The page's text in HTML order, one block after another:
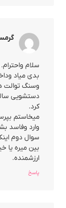
سلام
بدی میاد
وسنگ توالت
دستشویی
کرد.
میخاستم
وارد وفاسد
سوال دوم
بین میره یا
ارزشمنده.
پاسخ